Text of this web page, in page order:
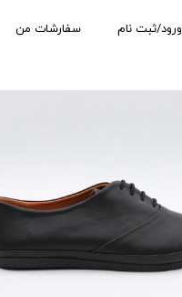
سفارشات من ورود/ثبت نام